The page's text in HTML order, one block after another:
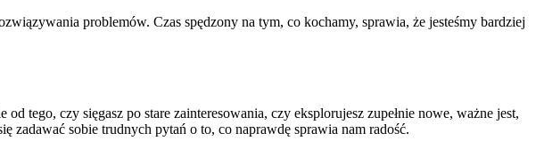
problemów. Czas spędzony na tym, co kochamy, sprawia, że jesteśmy bardziej
tego, czy sięgasz po stare zainteresowania, czy eksplorujesz zupełnie nowe, ważne jest,
zadawać sobie trudnych pytań o to, co naprawdę sprawia nam radość.